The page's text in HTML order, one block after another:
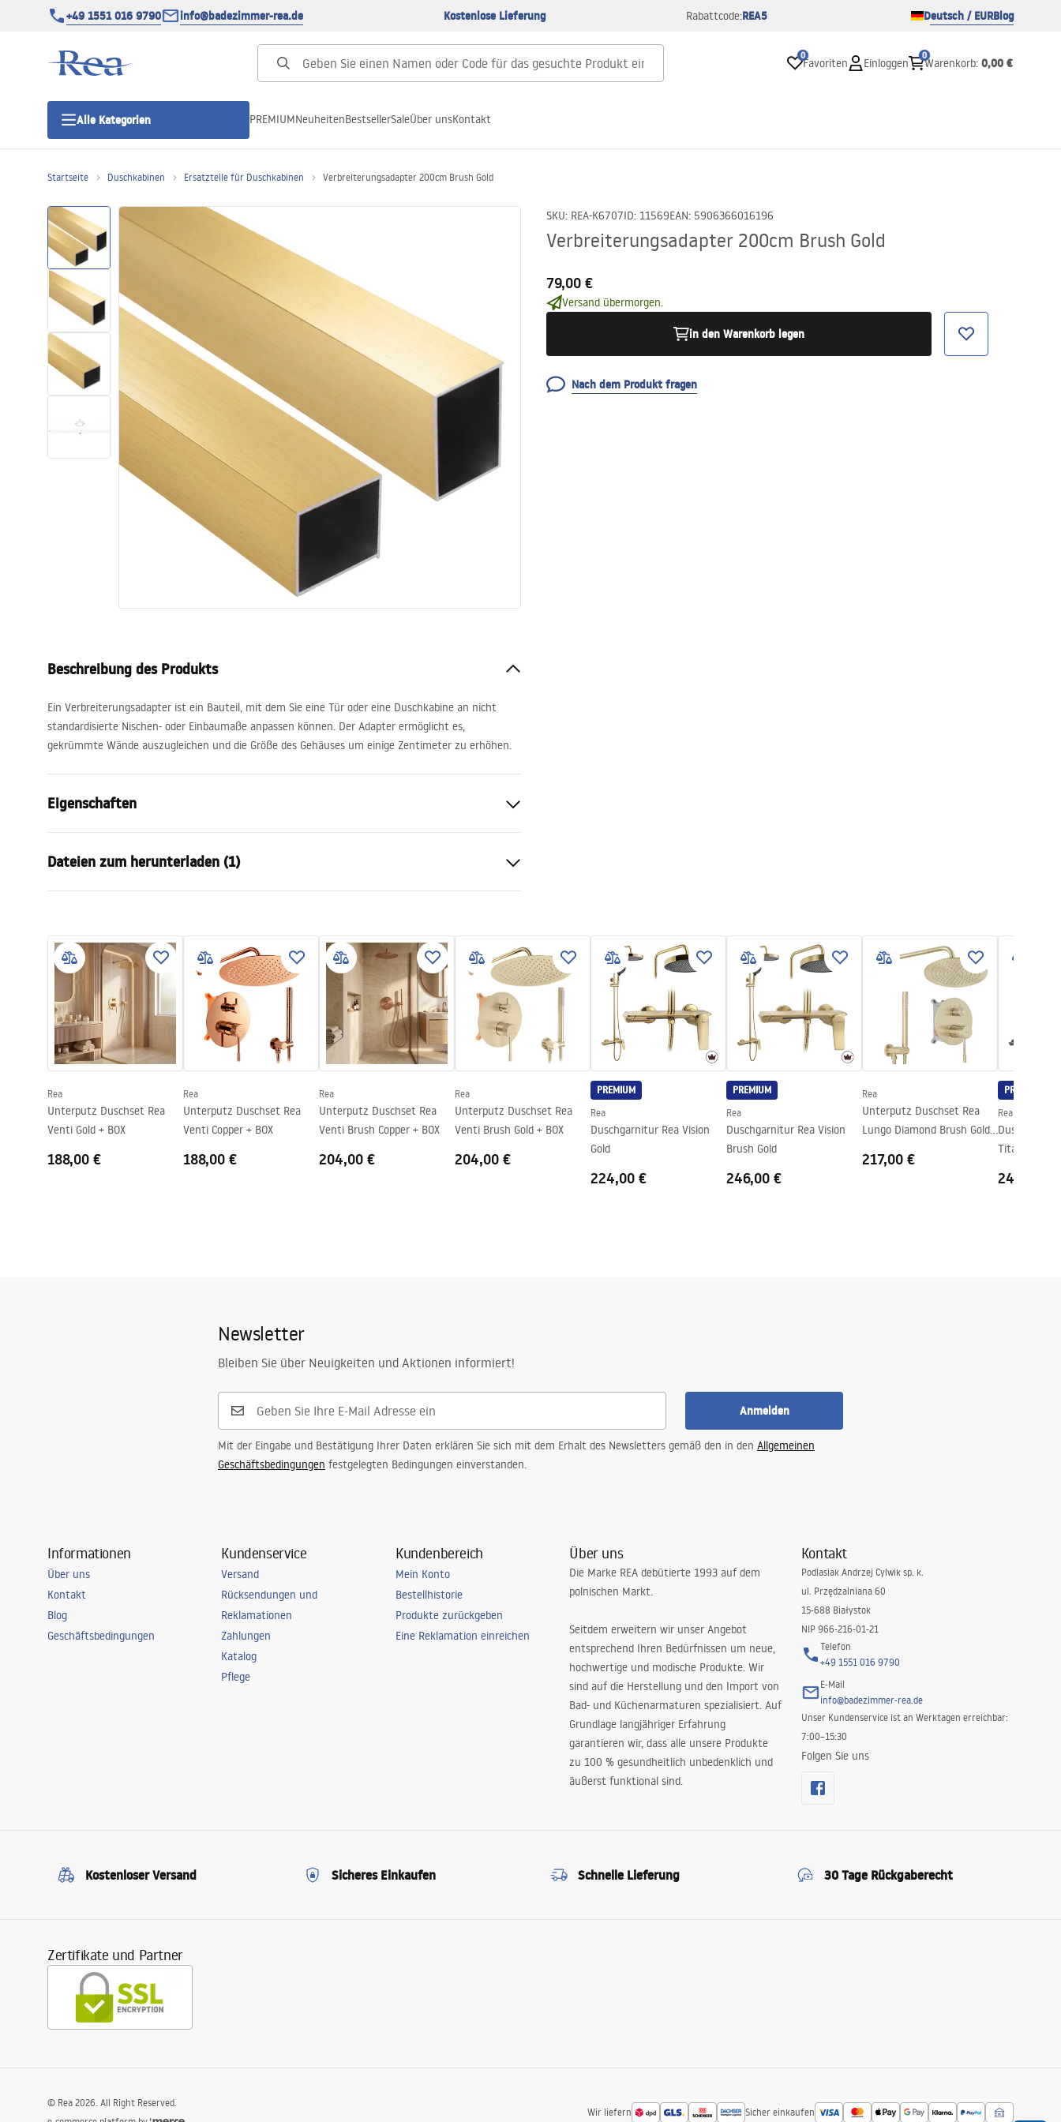
+49 1551 016 9790 info@badezimmer-rea.de Kostenlose Lieferung Rabattcode:REA5 Deutsch / EURBlog
0
Favoriten Einloggen
0
Warenkorb: 0,00 €
Alle Kategorien
Duschtüren
Duschrinnen
Toiletten
Waschbecken
Wannen und
Badewannenaufsätze
Badezimmerzubehör und Möbel
PREMIUMNeuheitenBestsellerSaleÜber unsKontakt
Startseite Duschkabinen Ersatzteile für Duschkabinen Verbreiterungsadapter 200cm Brush Gold
SKU: REA-K6707ID: 11569EAN: 5906366016196
Verbreiterungsadapter 200cm Brush Gold
79,00 €
Versand übermorgen.
in den Warenkorb legen
Nach dem Produkt fragen
Beschreibung des Produkts
Ein Verbreiterungsadapter ist ein Bauteil, mit dem Sie eine Tür oder eine Duschkabine an nicht
standardisierte Nischen- oder Einbaumaße anpassen können. Der Adapter ermöglicht es,
gekrümmte Wände auszugleichen und die Größe des Gehäuses um einige Zentimeter zu erhöhen.
Eigenschaften
Länge
Erweiterung der Anpassung
25/35 mm
Garantie
24 monate
Farbe
Gebürstetes Gold
Side
Dateien zum herunterladen (1)
manual.pdf
Rea
Unterputz Duschset Rea
Venti Gold + BOX
188,00 €
Rea
Unterputz Duschset Rea
Venti Copper + BOX
188,00 €
Rea
Unterputz Duschset Rea
Venti Brush Copper + BOX
204,00 €
Rea
Unterputz Duschset Rea
Venti Brush Gold + BOX
204,00 €
PREMIUM
Rea
Duschgarnitur Rea Vision
Gold
224,00 €
PREMIUM
Rea
Duschgarnitur Rea Vision
Brush Gold
246,00 €
Rea
Unterputz Duschset Rea
Lungo Diamond Brush Gold
217,00 €
PREMIUM
Rea
Titan
246,00 €
Newsletter
Bleiben Sie über Neuigkeiten und Aktionen informiert!
Anmelden
Mit der Eingabe und Bestätigung Ihrer Daten erklären Sie sich mit dem Erhalt des Newsletters gemäß den in den Allgemeinen
Geschäftsbedingungen festgelegten Bedingungen einverstanden.
Informationen
Über uns
Kontakt
Blog
Geschäftsbedingungen
Kundenservice
Versand
Rücksendungen und
Reklamationen
Zahlungen
Katalog
Pflege
Kundenbereich
Mein Konto
Bestellhistorie
Produkte zurückgeben
Eine Reklamation einreichen
Über uns
Die Marke REA debütierte 1993 auf dem
polnischen Markt.
Seitdem erweitern wir unser Angebot
entsprechend Ihren Bedürfnissen um neue,
hochwertige und modische Produkte. Wir
sind auf die Herstellung und den Import von
Bad- und Küchenarmaturen spezialisiert. Auf
Grundlage langjähriger Erfahrung
garantieren wir, dass alle unsere Produkte
zu 100 % gesundheitlich unbedenklich und
äußerst funktional sind.
Kontakt
Podlasiak Andrzej Cylwik sp. k.
ul. Przędzalniana 60
15-688 Białystok
NIP 966-216-01-21
Telefon
+49 1551 016 9790
E-Mail
info@badezimmer-rea.de
Unser Kundenservice ist an Werktagen erreichbar:
7:00–15:30
Folgen Sie uns
Kostenloser Versand Sicheres Einkaufen Schnelle Lieferung 30 Tage Rückgaberecht
Zertifikate und Partner
Wir liefern Sicher einkaufen
© Rea 2026. All Right Reserved.